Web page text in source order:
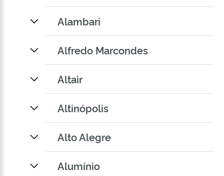
Alambari
Alfredo Marcondes
Altair
Altinópolis
Alto Alegre
Alumínio